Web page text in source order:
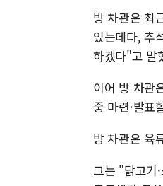
방 차관은 최
있는데다, 추
하겠다"고 말
이어 방 차관
중 마련·발표
방 차관은 육
그는 "닭고기